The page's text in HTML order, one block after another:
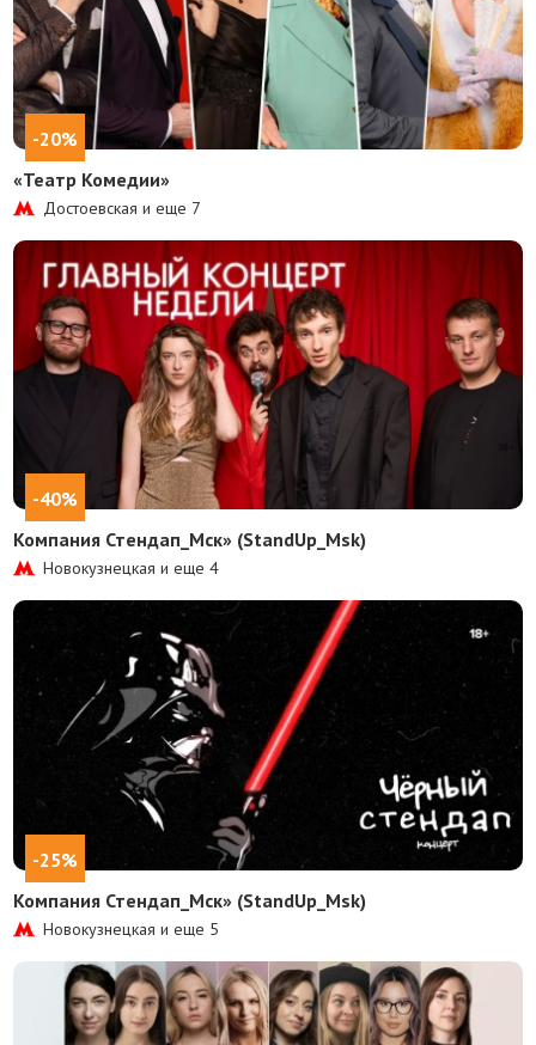
-20%
«Театр Комедии»
Достоевская и еще 7
-40%
Компания Стендап_Мск» (StandUp_Msk)
Новокузнецкая и еще4
-25%
Компания Стендап_Мск» (StandUp_Msk)
Новокузнецкая и еще 5